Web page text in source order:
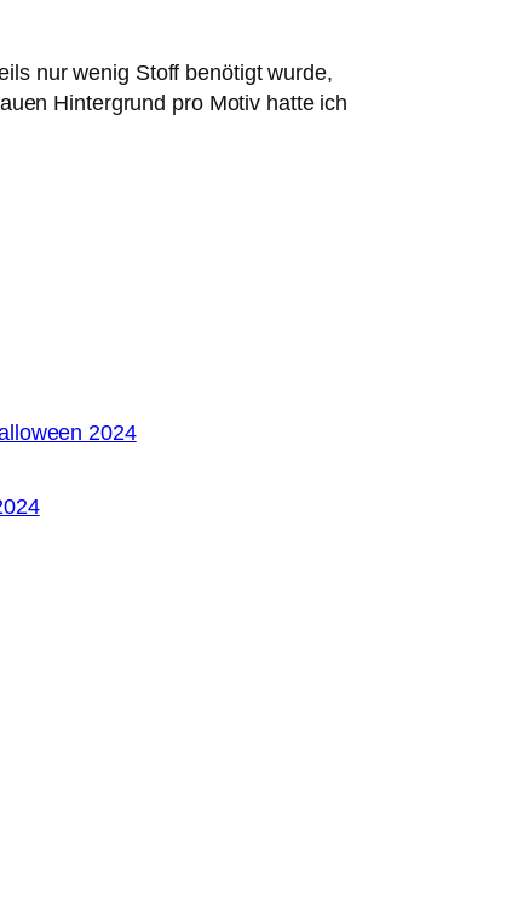
nur wenig Stoff benötigt wurde,
Hintergrund pro Motiv hatte ich